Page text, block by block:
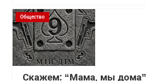
Общество
Скажем: “Мама, мы дома”